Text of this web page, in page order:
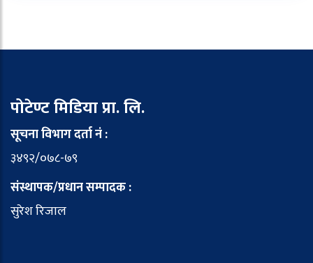
पोटेण्ट मिडिया प्रा. लि.
सूचना विभाग दर्ता नं :
३४९२/०७८-७९
संस्थापक/प्रधान सम्पादक :
सुरेश रिजाल